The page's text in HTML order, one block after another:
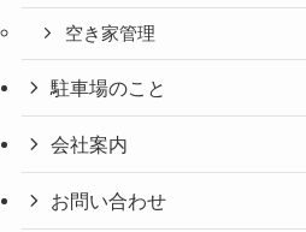
空き家管理
駐車場のこと
会社案内
お問い合わせ